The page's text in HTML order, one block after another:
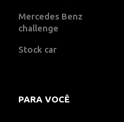
Mercedes Benz
challenge
Stock car
PARA VOCÊ